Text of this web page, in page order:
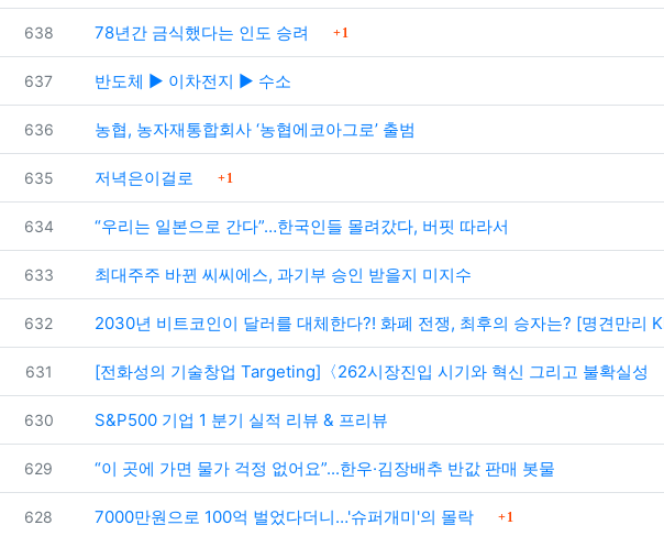
번호
638 78년간 금식했다는 인도 승려 댓글
1
번호
637 반도체 ▶ 이차전지 ▶ 수소
번호
636 농협, 농자재통합회사 ‘농협에코아그로’ 출범
번호
635 저녁은이걸로 댓글
1
번호
634 “우리는 일본으로 간다”…한국인들 몰려갔다, 버핏 따라서
번호
633 최대주주 바뀐 씨씨에스, 과기부 승인 받을지 미지수
번호
632 2030년 비트코인이 달러를 대체한다?! 화폐 전쟁, 최후의 승자는? [명견만리 KBS
번호
631 [전화성의 기술창업 Targeting]〈262시장진입 시기와 혁신 그리고 불확실성
번호
630 S&P500 기업 1 분기 실적 리뷰 & 프리뷰
번호
629 “이 곳에 가면 물가 걱정 없어요”...한우·김장배추 반값 판매 봇물
번호
628 7000만원으로 100억 벌었다더니…'슈퍼개미'의 몰락 댓글
1